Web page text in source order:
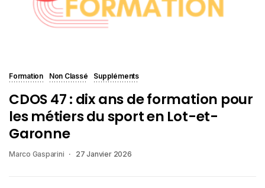
Formation Non Classé Suppléments
CDOS 47 : dix ans de formation pour
les métiers du sport en Lot-et-
Garonne
Marco Gasparini 27 Janvier 2026